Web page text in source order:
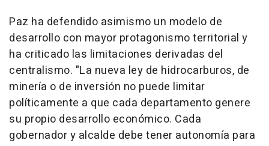
Paz ha defendido asimismo un modelo de
desarrollo con mayor protagonismo territorial y
ha criticado las limitaciones derivadas del
centralismo. "La nueva ley de hidrocarburos, de
minería o de inversión no puede limitar
políticamente a que cada departamento genere
su propio desarrollo económico. Cada
gobernador y alcalde debe tener autonomía para